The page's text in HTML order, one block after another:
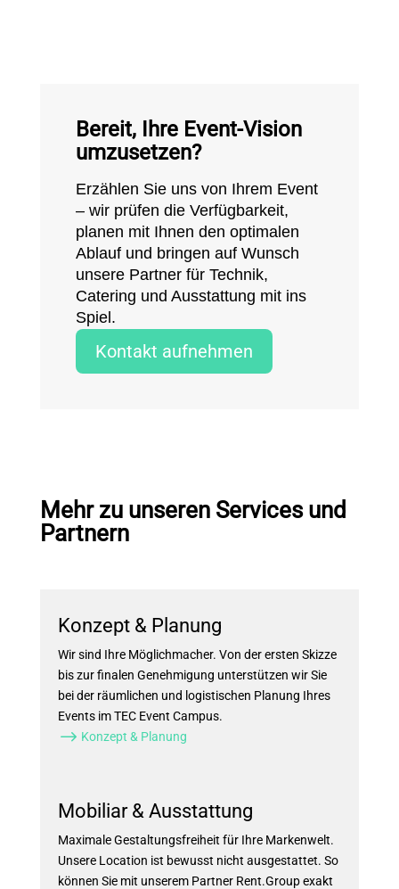
Bereit, Ihre Event-Vision
umzusetzen?
Erzählen Sie uns von Ihrem Event
– wir prüfen die Verfügbarkeit,
planen mit Ihnen den optimalen
Ablauf und bringen auf Wunsch
unsere Partner für Technik,
Catering und Ausstattung mit ins
Spiel.
Kontakt aufnehmen
Mehr zu unseren Services und
Partnern
Konzept & Planung
Wir sind Ihre Möglichmacher. Von der ersten Skizze
bis zur finalen Genehmigung unterstützen wir Sie
bei der räumlichen und logistischen Planung Ihres
Events im TEC Event Campus.
$ Konzept & Planung
Mobiliar & Ausstattung
Maximale Gestaltungsfreiheit für Ihre Markenwelt.
Unsere Location ist bewusst nicht ausgestattet. So
können Sie mit unserem Partner Rent.Group exakt